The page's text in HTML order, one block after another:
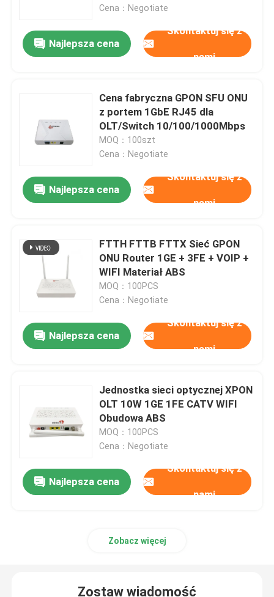
Cena：Negotiate
Najlepsza cena
Skontaktuj się z
nami
Cena fabryczna GPON SFU ONU
z portem 1GbE RJ45 dla
OLT/Switch 10/100/1000Mbps
MOQ：100szt
Cena：Negotiate
Najlepsza cena
Skontaktuj się z
nami
FTTH FTTB FTTX Sieć GPON
ONU Router 1GE + 3FE + VOIP +
WIFI Materiał ABS
MOQ：100PCS
Cena：Negotiate
Najlepsza cena
Skontaktuj się z
nami
Jednostka sieci optycznej XPON
OLT 10W 1GE 1FE CATV WIFI
Obudowa ABS
MOQ：100PCS
Cena：Negotiate
Najlepsza cena
Skontaktuj się z
nami
Zobacz więcej
Zostaw wiadomość